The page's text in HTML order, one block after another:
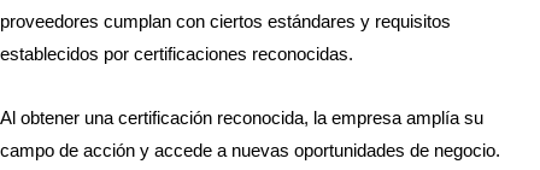
proveedores cumplan con ciertos estándares y requisitos
establecidos por certificaciones reconocidas.
Al obtener una certificación reconocida, la empresa amplía su
campo de acción y accede a nuevas oportunidades de negocio.